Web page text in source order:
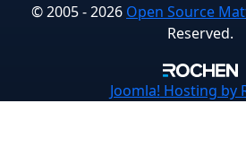
© 2005 - 2026 Open Source
Reserved.
Joomla! Hosting by